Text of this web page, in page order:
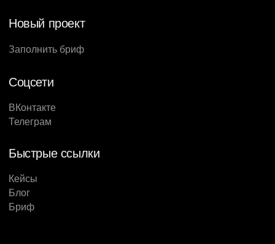
Новый проект
Заполнить бриф
Соцсети
ВКонтакте
Телеграм
Быстрые ссылки
Кейсы
Блог
Бриф